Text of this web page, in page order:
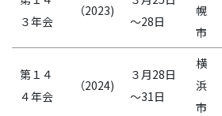
３年会
（2023)
～28日
幌
市
第１４
４年会
（2024)
３月28日
～31日
横
浜
市